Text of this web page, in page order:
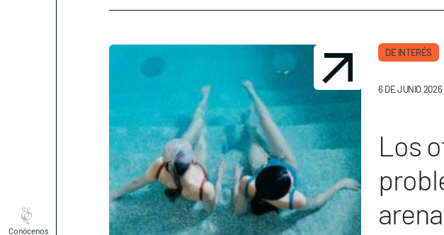
Conócenos
DE INTERÉS
6 DE JUNIO 2026
Los